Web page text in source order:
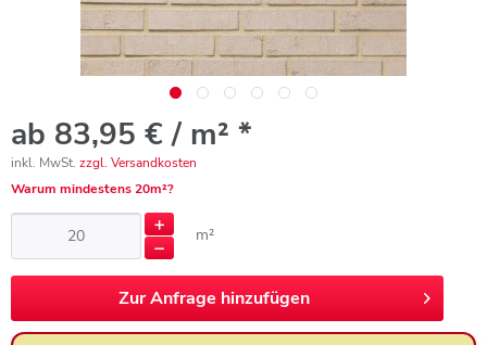
ab 83,95 € / m² *
inkl. MwSt. zzgl. Versandkosten
Warum mindestens 20m²?
m²
ZurAnfrage hinzufügen